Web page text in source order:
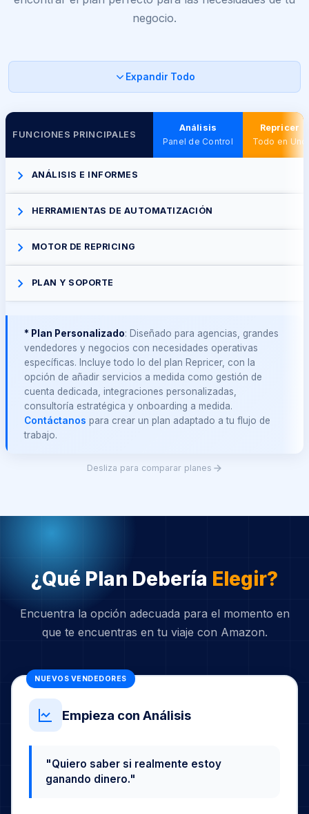
negocio.
Expandir Todo
FUNCIONES PRINCIPALES
Análisis
Panel de Control
Repricer
Todo en Uno
ANÁLISIS E INFORMES
HERRAMIENTAS DE AUTOMATIZACIÓN
MOTOR DE REPRICING
PLAN Y SOPORTE
* Plan Personalizado: Diseñado para agencias, grandes
vendedores y negocios con necesidades operativas
específicas. Incluye todo lo del plan Repricer, con la
opción de añadir servicios a medida como gestión de
cuenta dedicada, integraciones personalizadas,
consultoría estratégica y onboarding a medida.
Contáctanos para crear un plan adaptado a tu flujo de
trabajo.
Desliza para comparar planes
¿Qué Plan Debería Elegir?
Encuentra la opción adecuada para el momento en
que te encuentras en tu viaje con Amazon.
NUEVOS VENDEDORES
Empieza con Análisis
"Quiero saber si realmente estoy
ganando dinero."